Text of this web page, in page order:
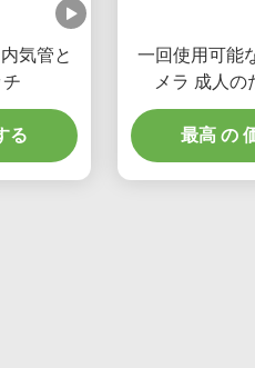
気管と
る
一回使用可能
メラ 成人の
最高 の